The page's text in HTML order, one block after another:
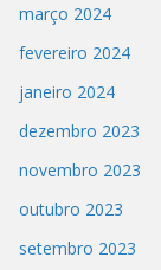
março 2024
fevereiro 2024
janeiro 2024
dezembro 2023
novembro 2023
outubro 2023
setembro 2023